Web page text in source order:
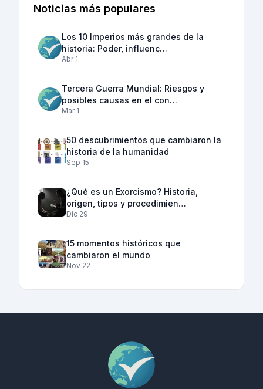
Noticias más populares
Los 10 Imperios más grandes de la
historia: Poder, influenc…
Abr 1
Tercera Guerra Mundial: Riesgos y
posibles causas en el con…
Mar 1
50 descubrimientos que cambiaron la
historia de la humanidad
Sep 15
¿Qué es un Exorcismo? Historia,
origen, tipos y procedimien…
Dic 29
15 momentos históricos que
cambiaron el mundo
Nov 22